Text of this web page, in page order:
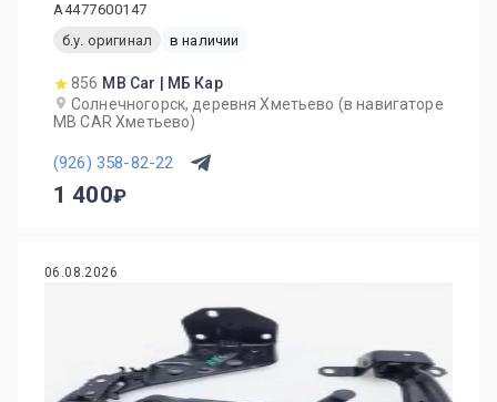
A4477600147
б.у. оригинал
в наличии
856 MB Car | МБ Кар
Солнечногорск, деревня Хметьево (в навигаторе
MB CAR Хметьево)
(926) 358-82-22
1 400
06.08.2026